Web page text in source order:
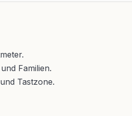
Familien.
Tastzone.